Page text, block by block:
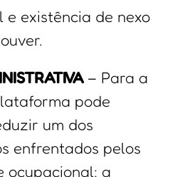
existência de nexo
– Para a
pode
um dos
enfrentados pelos
ocupacional: a